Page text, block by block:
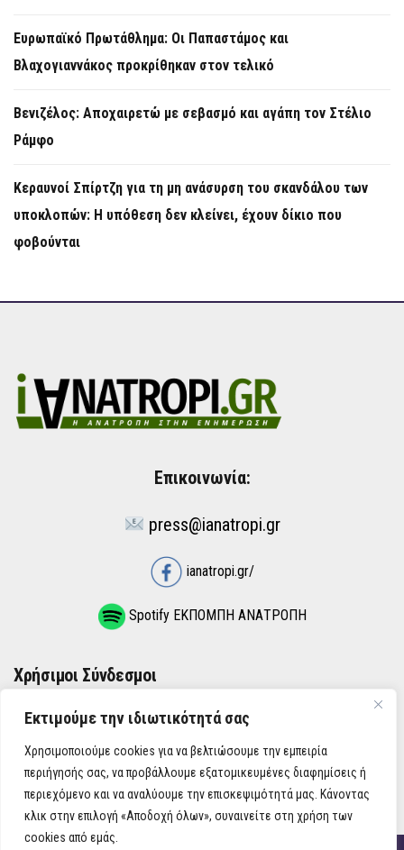
Εκτιμούμε την ιδιωτικότητά σας
Χρησιμοποιούμε cookies για να βελτιώσουμε την εμπειρία
περιήγησής σας, να προβάλλουμε εξατομικευμένες διαφημίσεις ή
περιεχόμενο και να αναλύουμε την επισκεψιμότητά μας. Κάνοντας
κλικ στην επιλογή «Αποδοχή όλων», συναινείτε στη χρήση των
cookies από εμάς.
Ευρωπαϊκό Πρωτάθλημα: Οι Παπαστάμος και
Βλαχογιαννάκος προκρίθηκαν στον τελικό
Βενιζέλος: Αποχαιρετώ με σεβασμό και αγάπη τον Στέλιο
Ράμφο
Κεραυνοί Σπίρτζη για τη μη ανάσυρση του σκανδάλου των
υποκλοπών: Η υπόθεση δεν κλείνει, έχουν δίκιο που
φοβούνται
Επικοινωνία:
press@ianatropi.gr
ianatropi.gr/
Spotify ΕΚΠΟΜΠΗ ΑΝΑΤΡΟΠΗ
Χρήσιμοι Σύνδεσμοι
ΌΡΟΙ ΧΡΉΣΗΣ
ΠΟΛΙΤΙΚΉ ΑΠΟΡΡΉΤΟΥ